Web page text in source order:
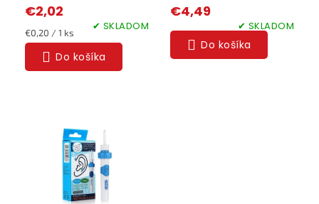
Domáce
Elektronika
✔ SKLADOM
€2,02
Jednotková
cena:
€0,20 / 1 ks
Do košíka
✔ SKLADOM
€4,49
Do košíka